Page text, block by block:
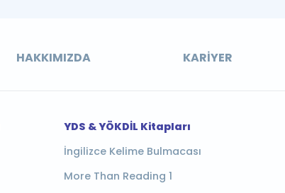
HAKKIMIZDA KARIYER
YDS & YÖKDİL Kitapları
İngilizce Kelime Bulmacası
More Than Reading 1